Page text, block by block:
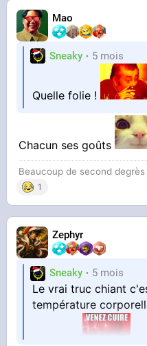
Mao
Sneaky 5 mois
Quelle folie !
Chacun ses goûts
Beaucoup de second
1
Zephyr
Sneaky 5 mois
Le vrai truc chiant
température